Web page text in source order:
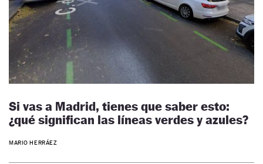
Si vas a Madrid, tienes que saber esto:
¿qué significan las líneas verdes y azules?
MARIO HERRÁEZ